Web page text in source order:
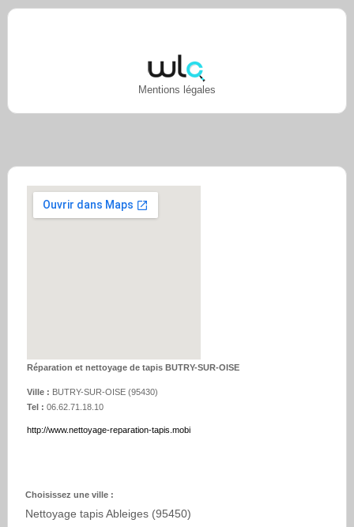
Mentions légales
Réparation et nettoyage de tapis BUTRY-SUR-OISE
Ville : BUTRY-SUR-OISE(95430)
Tel : 06.62.71.18.10
http://www.nettoyage-reparation-tapis.mobi
Choisissez une ville :
Nettoyage tapis Ableiges (95450)